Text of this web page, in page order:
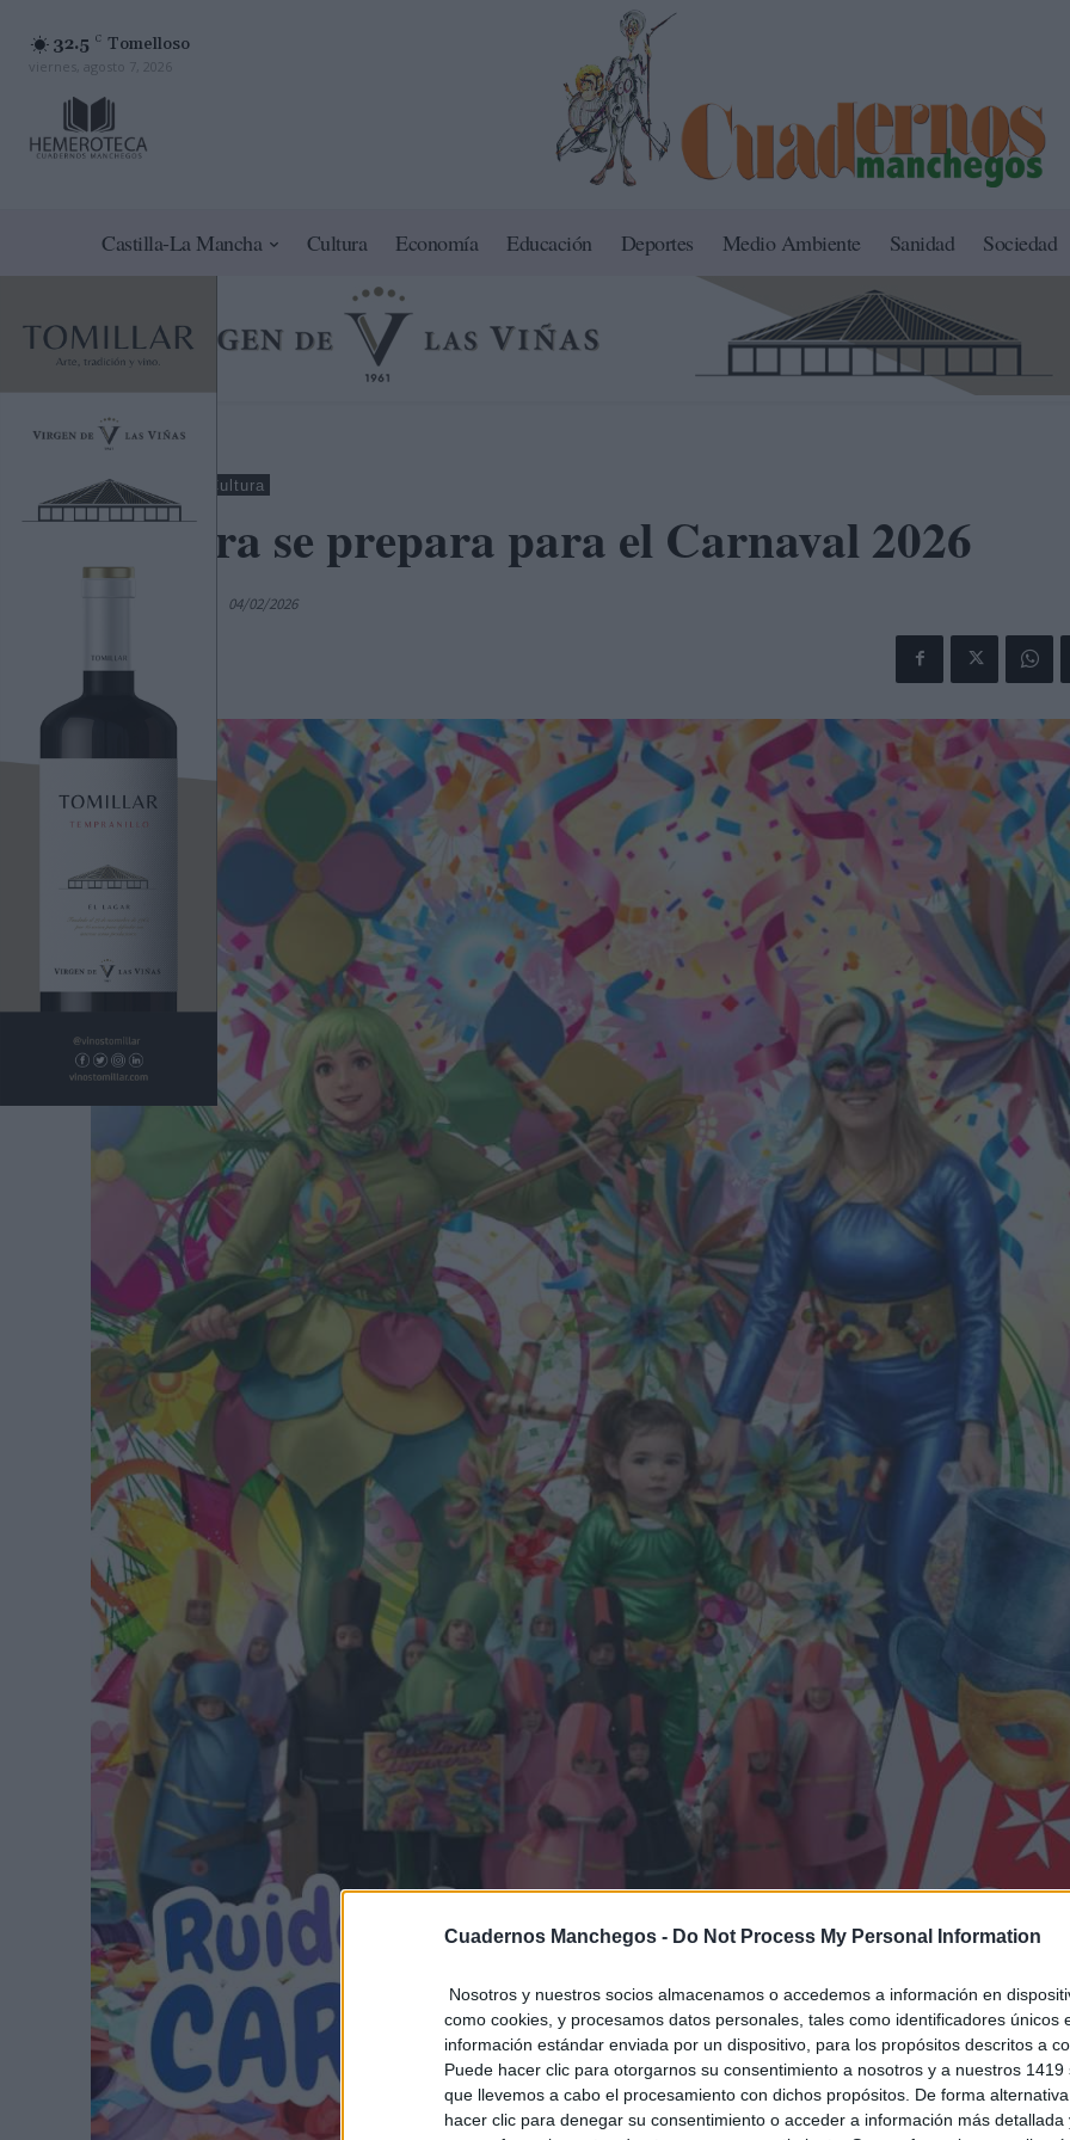
Cuadernos Manchegos - Do Not Process My Personal Information
Nosotros y nuestros socios almacenamos o accedemos a información en
como cookies, y procesamos datos personales, tales como identificadores únicos
información estándar enviada por un dispositivo, para los propósitos descritos a
Puede hacer clic para otorgarnos su consentimiento a nosotros y a nuestros 1419
que llevemos a cabo el procesamiento con dichos propósitos. De forma
hacer clic para denegar su consentimiento o acceder a información más detallada
32.5 C Tomelloso
viernes, agosto 7, 2026
Castilla-La Mancha Cultura Economía Educación Deportes Medio Ambiente Sanidad Sociedad
Ciudad Real Cultura
Ruidera se prepara para el Carnaval 2026
04/02/2026